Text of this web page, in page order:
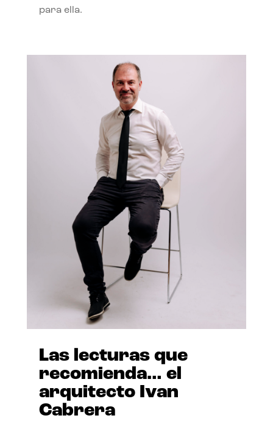
para ella.
Las lecturas que
recomienda… el
arquitecto Ivan
Cabrera